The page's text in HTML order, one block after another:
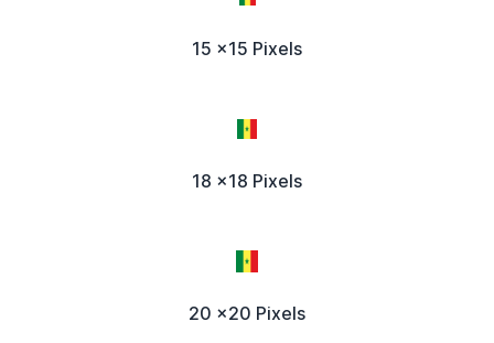
15 x15 Pixels
18 x18 Pixels
20 x20 Pixels